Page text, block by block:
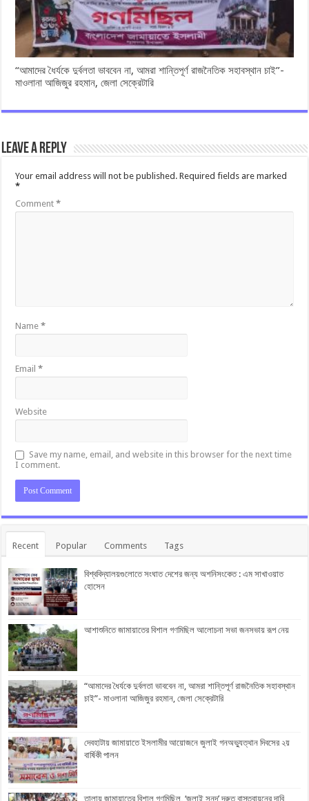
“আমাদের ধৈর্যকে দুর্বলতা ভাববেন না, আমরা শান্তিপূর্ণ রাজনৈতিক সহাবস্থান চাই”-
মাওলানা আজিজুর রহমান, জেলা সেক্রেটারি
Leave a Reply
Your email address will not be published. Required fields are marked
*
Comment*
Name*
Email*
Website
Save my name, email, and website in this browser for the next time
I comment.
Recent Popular Comments Tags
বিশ্ববিদ্যালয়গুলোতে সংঘাত দেশের জন্য অশনিসংকেত : এম সাখাওয়াত
হোসেন
আশাশুনিতে জামায়াতের বিশাল গণমিছিল আলোচনা সভা জনসভায় রূপ নেয়
“আমাদের ধৈর্যকে দুর্বলতা ভাববেন না, আমরা শান্তিপূর্ণ রাজনৈতিক সহাবস্থান
চাই”- মাওলানা আজিজুর রহমান, জেলা সেক্রেটারি
দেবহাটায় জামায়াতে ইসলামীর আয়োজনে জুলাই গনঅভ্যুত্থান দিবসের ২য়
বার্ষিকী পালন
তালায় জামায়াতের বিশাল গণমিছিল, ‘জুলাই সনদ’ দ্রুত বাস্তবায়নের দাবি